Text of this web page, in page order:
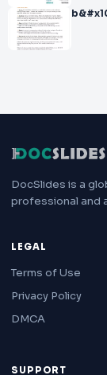
DocSlides is a
professional and
LEGAL
Terms of Use
Privacy Policy
DMCA
SUPPORT